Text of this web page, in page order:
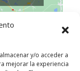
y/o acceder a
mejorar la experiencia